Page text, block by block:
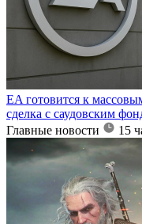
EA готовится к
сделка с саудовским
Главные новости
15